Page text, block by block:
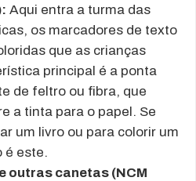
Aqui entra a turma das
os marcadores de texto
que as crianças
principal é a ponta
de feltro ou fibra, que
a tinta para o papel. Se
um livro ou para colorir um
é este.
outras canetas (NCM